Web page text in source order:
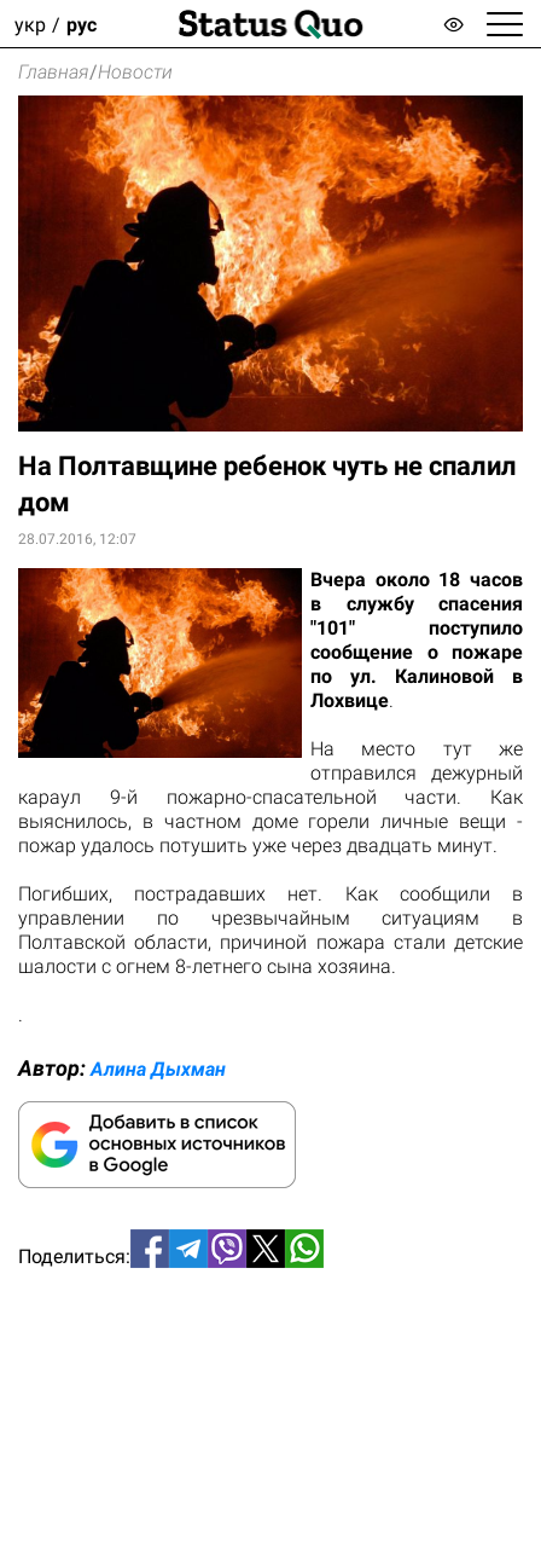
укр рус
Главная/Новости
На Полтавщине ребенок чуть не спалил
дом
28.07.2016, 12:07
Вчера около 18 часов
в службу спасения
"101" поступило
сообщение о пожаре
по ул. Калиновой в
Лохвице.
На место тут же
отправился дежурный
караул 9-й пожарно-спасательной части. Как
выяснилось, в частном доме горели личные вещи -
пожар удалось потушить уже через двадцать минут.
Погибших, пострадавших нет. Как сообщили в
управлении по чрезвычайным ситуациям в
Полтавской области, причиной пожара стали детские
шалости с огнем 8-летнего сына хозяина.
.
Автор:Алина Дыхман
Поделиться: